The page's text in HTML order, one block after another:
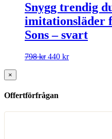
Snygg trendig
imitationsläder
Sons – svart
798kr 440 kr
×
Offertförfrågan